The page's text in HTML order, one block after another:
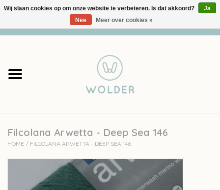
Garens
Accessoires
workshops
Cadeaubon
Filcolana Arwetta - Deep Sea 146
HOME / FILCOLANA ARWETTA - DEEP SEA 146
Wij slaan cookies op om onze website te verbeteren. Is dat akkoord?
Ja
Nee
Meer over cookies »